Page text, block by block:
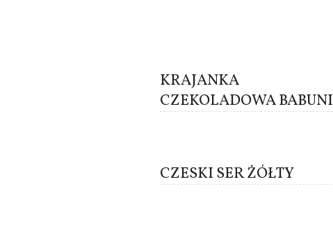
KRAJANKA
CZEKOLADOWA BABUNI
CZESKI SER ŻÓŁTY